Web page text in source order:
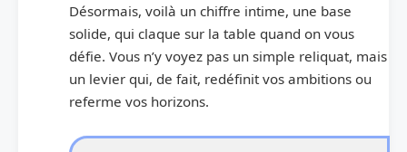
Désormais, voilà un chiffre intime, une base
solide, qui claque sur la table quand on vous
défie. Vous n’y voyez pas un simple reliquat, mais
un levier qui, de fait, redéfinit vos ambitions ou
referme vos horizons.